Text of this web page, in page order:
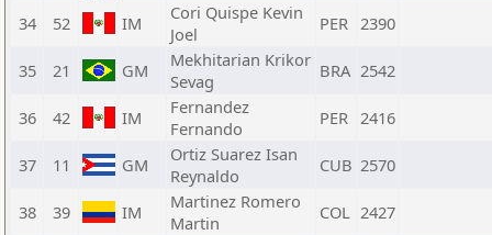
34
52 IM
Cori Quispe Kevin
Joel
PER 2390
35 21 GM
Mekhitarian Krikor
Sevag
BRA 2542
36 42 IM
Fernandez
Fernando
PER 2416
37 11 GM
Ortiz Suarez Isan
Reynaldo
CUB 2570
38 39 IM
Martinez Romero
Martin
COL 2427